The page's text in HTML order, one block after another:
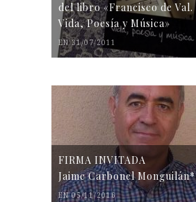
del libro «Francisco de Val.
Vida, Poesía y Música»
EN 31/07/2011
FIRMA INVITADA
Jaime Carbonel Monguilán*
EN 05/11/2016